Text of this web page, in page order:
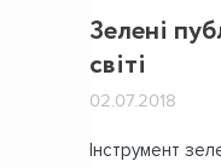
Зелені
світі
02.07.2018
Інструмент